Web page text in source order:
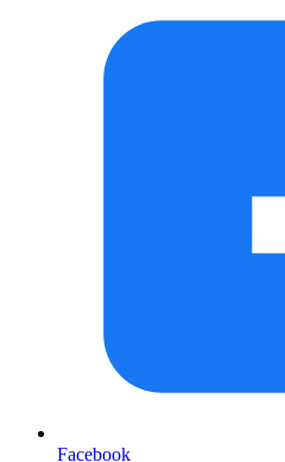
Facebook